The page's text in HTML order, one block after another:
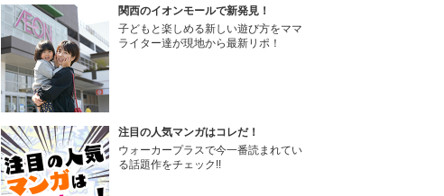
関西のイオンモールで新発見！
子どもと楽しめる新しい遊び方をママ
ライター達が現地から最新リポ！
注目の人気マンガはコレだ！
ウォーカープラスで今一番読まれてい
る話題作をチェック!!